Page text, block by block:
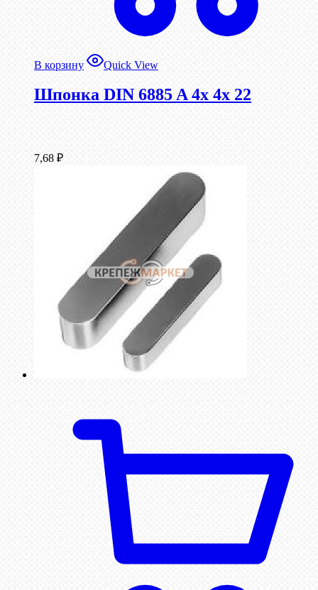
В корзину Quick View
Шпонка DIN 6885 A 4x 4x 22
7,68 ₽